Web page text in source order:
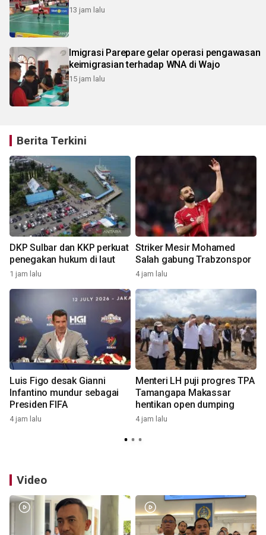
13 jam lalu
Imigrasi Parepare gelar operasi pengawasan
keimigrasian terhadap WNA di Wajo
15 jam lalu
Berita Terkini
DKP Sulbar dan KKP perkuat
penegakan hukum di laut
1 jam lalu
Striker Mesir Mohamed
Salah gabung Trabzonspor
4 jam lalu
Luis Figo desak Gianni
Infantino mundur sebagai
Presiden FIFA
4 jam lalu
Menteri LH puji progres TPA
Tamangapa Makassar
hentikan open dumping
4 jam lalu
Video